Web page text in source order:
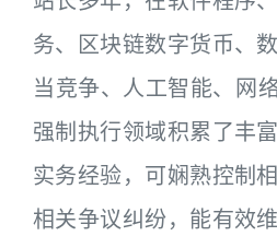
务、区块链数字货币、
当竞争、人工智能、网
强制执行领域积累了丰
实务经验，可娴熟控制
相关争议纠纷，能有效